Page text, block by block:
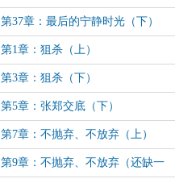
第37章：最后的宁静时光（下）
第1章：狙杀（上）
第3章：狙杀（下）
第5章：张郑交底（下）
第7章：不抛弃、不放弃（上）
第9章：不抛弃、不放弃（还缺一